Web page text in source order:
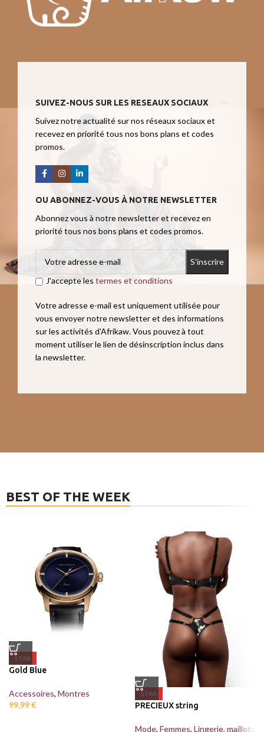
SUIVEZ-NOUS SUR LES RESEAUX SOCIAUX
Suivez notre actualité sur nos réseaux sociaux et
recevez en priorité tous nos bons plans et codes
promos.
OU ABONNEZ-VOUS À NOTRE NEWSLETTER
Abonnez vous à notre newsletter et recevez en
priorité tous nos bons plans et codes promos.
J'accepte les termes et conditions
Votre adresse e-mail est uniquement utilisée pour
vous envoyer notre newsletter et des informations
sur les activités d'Afrikaw. Vous pouvez à tout
moment utiliser le lien de désinscription inclus dans
la newsletter.
BEST OF THE WEEK
STAR
Gold Blue
Accessoires, Montres
99,99€
STAR
PRECIEUX string
Mode, Femmes, Lingerie, maillots